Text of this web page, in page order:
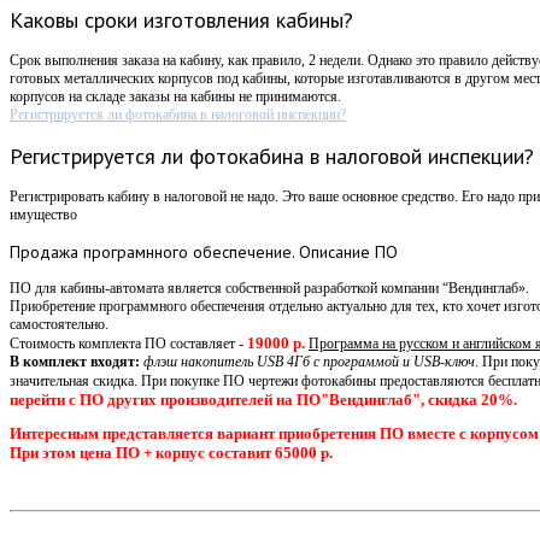
Каковы сроки изготовления кабины?
Срок выполнения заказа на кабину, как правило, 2 недели. Однако это правило
готовых металлических корпусов под кабины, которые изготавливаются в другом
корпусов на складе заказы на кабины не принимаются.
Регистрируется ли фотокабина в налоговой инспекции?
Регистрируется ли фотокабина в налоговой инспекции?
Регистрировать кабину в налоговой не надо. Это ваше основное средство. Его надо
имущество
Продажа програмнного обеспечение. Описание ПО
ПО для кабины-автомата является собственной разработкой компании “Вендинглаб».
Приобретение программного обеспечения отдельно актуально для тех, кто хочет
самостоятельно.
Стоимость комплекта ПО составляет - 19000 р. Программа на русском и английском
В комплект входят: флэш накопитель USB 4Гб с программой и USB-ключ. При
значительная скидка. При покупке ПО чертежи фотокабины предоставляются
перейти с ПО других производителей на ПО"Вендинглаб", скидка 20%.
Интересным представляется вариант приобретения ПО вместе с
При этом цена ПО + корпус составит 65000 р.